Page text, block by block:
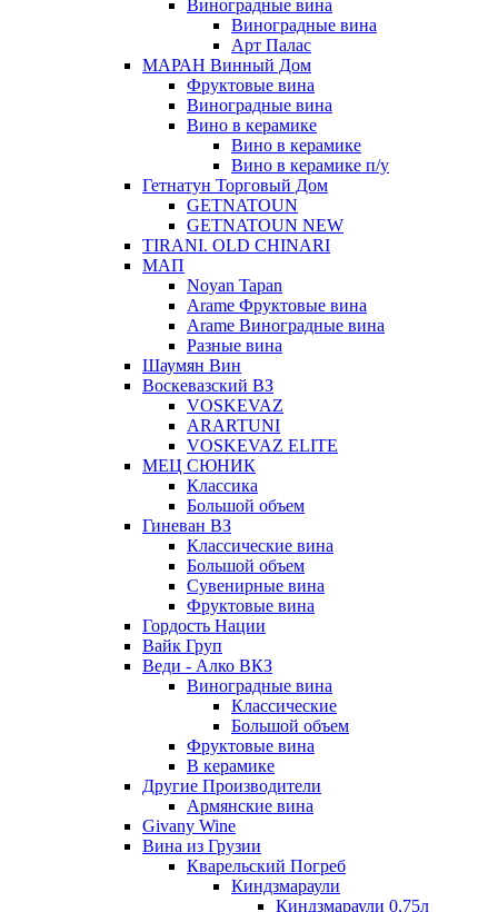
Виноградные вина
Виноградные вина
Арт Палас
МАРАН Винный Дом
Фруктовые вина
Виноградные вина
Вино в керамике
Вино в керамике
Вино в керамике п/у
Гетнатун Торговый Дом
GETNATOUN
GETNATOUN NEW
TIRANI. OLD CHINARI
МАП
Noyan Tapan
Arame Фруктовые вина
Arame Виноградные вина
Разные вина
Шаумян Вин
Воскевазский ВЗ
VOSKEVAZ
ARARTUNI
VOSKEVAZ ELITE
МЕЦ СЮНИК
Классика
Большой объем
Гиневан ВЗ
Классические вина
Большой объем
Сувенирные вина
Фруктовые вина
Гордость Нации
Вайк Груп
Веди - Алко ВКЗ
Виноградные вина
Классические
Большой объем
Фруктовые вина
В керамике
Другие Производители
Армянские вина
Givany Wine
Вина из Грузии
Кварельский Погреб
Киндзмараули
Киндзмараули 0,75л